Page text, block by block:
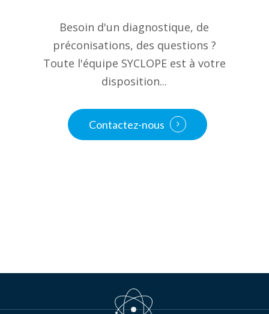
Besoin d'un diagnostique, de
préconisations, des questions ?
Toute l'équipe SYCLOPE est à votre
disposition...
Contactez-nous